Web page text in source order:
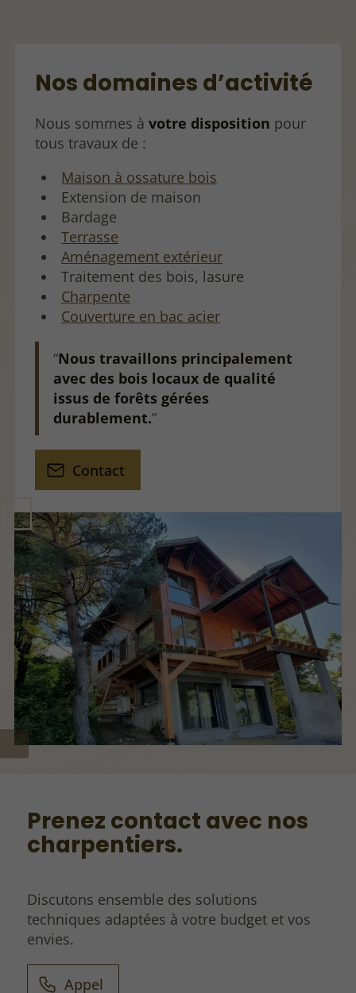
Nos domaines d’activité
Nous sommes àvotre disposition pour
tous travaux de :
Maison à ossature bois
Extension de maison
Bardage
Terrasse
Aménagement extérieur
Traitement des bois, lasure
Charpente
Couverture en bac acier
Nous travaillons principalement
avec des bois locaux de qualité
issus de forêts gérées
durablement.
Contact
Prenez contact avec nos
charpentiers.
Discutons ensemble des solutions
techniques adaptées à votre budget et vos
envies.
Appel